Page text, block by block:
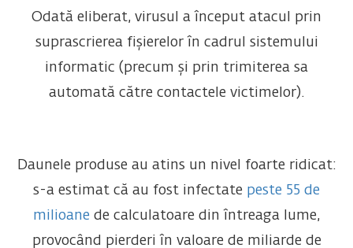
Odată eliberat, virusul a început atacul prin
suprascrierea fișierelor în cadrul sistemului
informatic (precum și prin trimiterea sa
automată către contactele victimelor).
Daunele produse au atins un nivel foarte ridicat:
s-a estimat că au fost infectate peste 55 de
milioane de calculatoare din întreaga lume,
provocând pierderi în valoare de miliarde de